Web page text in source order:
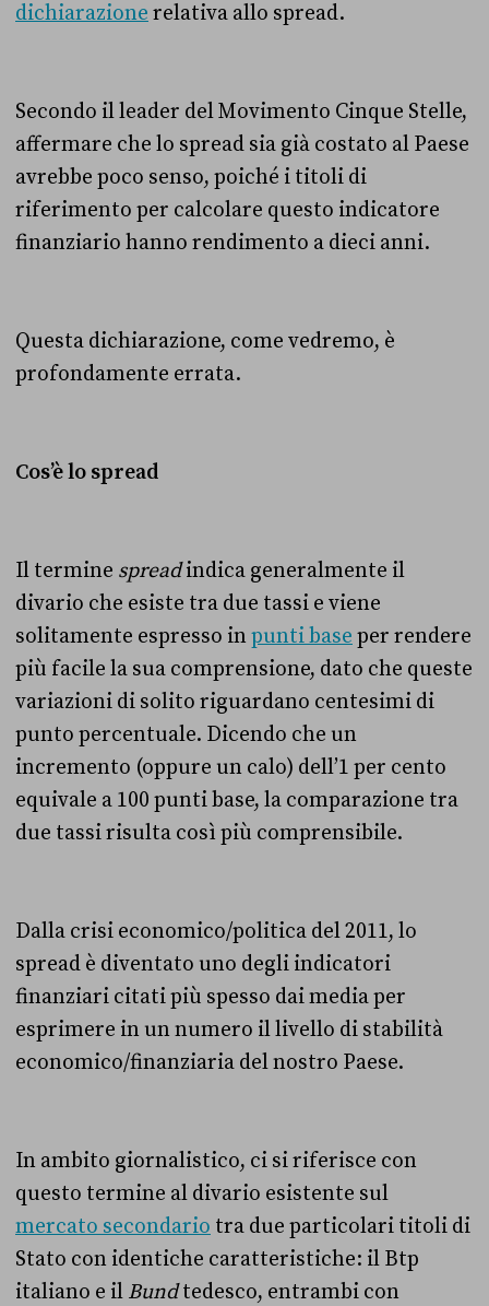
dichiarazione relativa allo spread.
Secondo il leader del Movimento Cinque Stelle,
affermare che lo spread sia già costato al Paese
avrebbe poco senso, poiché i titoli di
riferimento per calcolare questo indicatore
finanziario hanno rendimento a dieci anni.
Questa dichiarazione, come vedremo, è
profondamente errata.
Cos’è lo spread
Il termine spreadindica generalmente il
divario che esiste tra due tassi e viene
solitamente espresso inpunti base per rendere
più facile la sua comprensione, dato che queste
variazioni di solito riguardano centesimi di
punto percentuale. Dicendo che un
incremento (oppure un calo) dell’1 per cento
equivale a 100 punti base, la comparazione tra
due tassi risulta così più comprensibile.
Dalla crisi economico/politica del 2011, lo
spread è diventato uno degli indicatori
finanziari citati più spesso dai media per
esprimere in un numero il livello di stabilità
economico/finanziaria del nostro Paese.
In ambito giornalistico, ci si riferisce con
questo termine al divario esistente sul
mercato secondario tra due particolari titoli di
Stato con identiche caratteristiche: il Btp
italiano e il Bundtedesco, entrambi con